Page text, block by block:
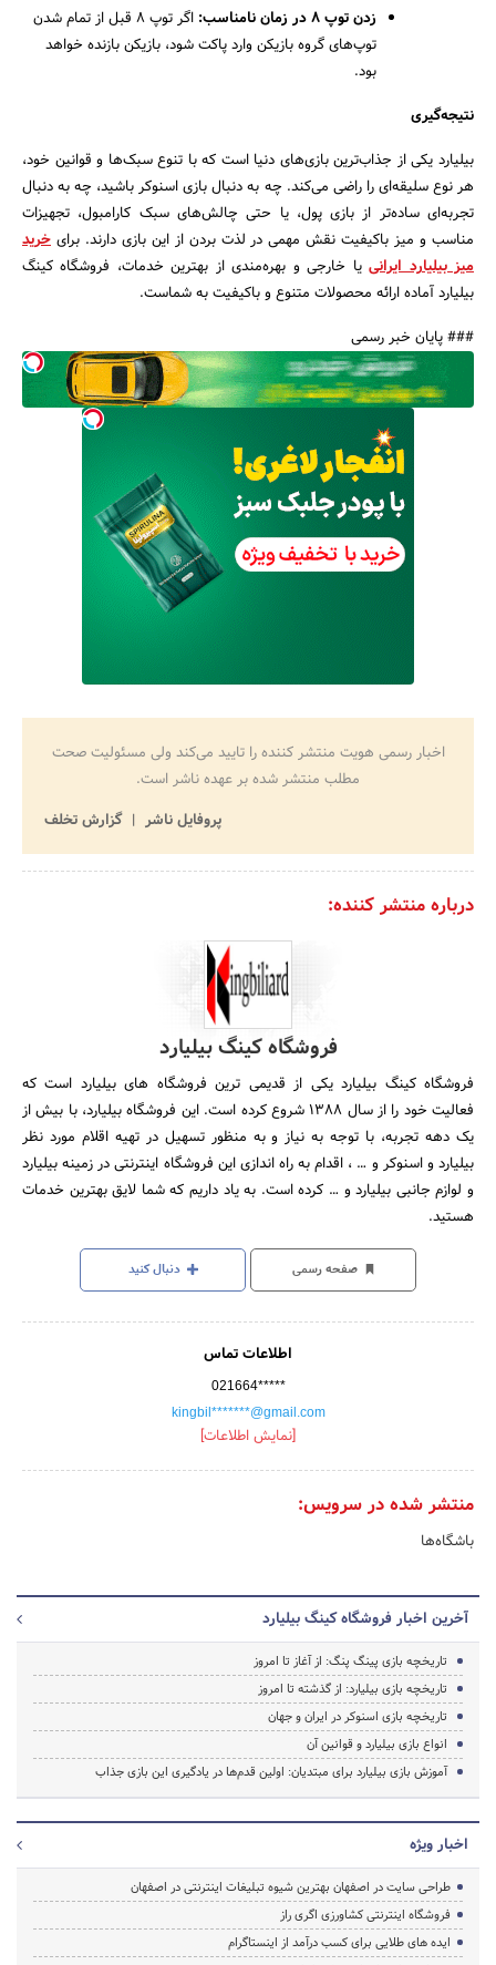
زدن توپ۸در زمان نامناسب:
اگر توپ ۸ قبل از تمام شدن
توپ‌های گروه بازیکن وارد پاکت شود، بازیکن بازنده خواهد
بود.
نتیجه‌گیری
بیلیارد یکی از جذاب‌ترین بازی‌های دنیا است که با تنوع سبک‌ها و قوانین خود،
هر نوع سلیقه‌ای را راضی می‌کند. چه به دنبال بازی اسنوکر باشید، چه به دنبال
تجربه‌ای ساده‌تر از بازی پول، یا حتی چالش‌های سبک کارامبول، تجهیزات
مناسب و میز باکیفیت نقش مهمی در لذت بردن از این بازی دارند. برای خرید
میز بیلیارد ایرانییا خارجی و بهره‌مندی از بهترین خدمات، فروشگاه کینگ
بیلیارد آماده ارائه محصولات متنوع و باکیفیت به شماست.
### پایان خبر رسمی
اخبار رسمی هویت منتشر کننده را تایید می‌کند ولی مسئولیت صحت
مطلب منتشر شده بر عهده ناشر است.
پروفایل ناشر
گزارش تخلف
درباره منتشر کننده:
فروشگاه کینگ بیلیارد
فروشگاه کینگ بیلیارد یکی از قدیمی ترین فروشگاه های بیلیارد است که
فعالیت خود را از سال 1388 شروع کرده است. این فروشگاه بیلیارد، با بیش از
یک دهه تجربه، با توجه به نیاز و به منظور تسهیل در تهیه اقلام مورد نظر
بیلیارد و اسنوکر و … ، اقدام به راه اندازی این فروشگاه اینترنتی در زمینه بیلیارد
و لوازم جانبی بیلیارد و … کرده است. به یاد داریم که شما لایق بهترین خدمات
هستید.
صفحه رسمی دنبال کنید
اطلاعات تماس
021664*****
kingbil*******@gmail.com
[نمایش اطلاعات]
منتشر شده در سرویس:
باشگاه‌ها
آخرین اخبار فروشگاه کینگ بیلیارد
تاریخچه بازی پینگ پنگ: از آغاز تا امروز
تاریخچه بازی بیلیارد: از گذشته تا امروز
تاریخچه بازی اسنوکر در ایران و جهان
انواع بازی بیلیارد و قوانین آن
آموزش بازی بیلیارد برای مبتدیان: اولین قدم‌ها در یادگیری این بازی جذاب
اخبار ویژه
طراحی سایت در اصفهان بهترین شیوه تبلیغات اینترنتی در اصفهان
فروشگاه اینترنتی کشاورزی اگری راز
ایده های طلایی برای کسب درآمد از اینستاگرام